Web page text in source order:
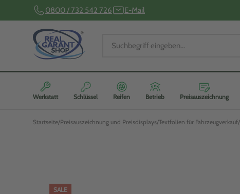
0800 / 732 542 726 E-Mail
Werkstatt Schlüssel Reifen Betrieb Preisauszeichnung
Startseite Preisauszeichnung und Preisdisplays Textfolien für Fahrzeugverkauf
SALE